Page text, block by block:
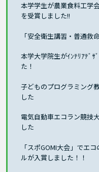
本学学生が農業食料工学
を受賞しました!!
「安全衛生講習・普通
本学大学院生がｲﾝﾃﾘｱﾃﾞｻ
た！
子どものプログラミング
した
電気自動車エコラン競技
した
「スポGOMI大会」でエ
ルが入賞しました！！